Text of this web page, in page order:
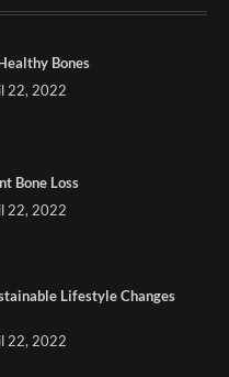
Bones
22, 2022
Bone Loss
22, 2022
Lifestyle Changes
22, 2022